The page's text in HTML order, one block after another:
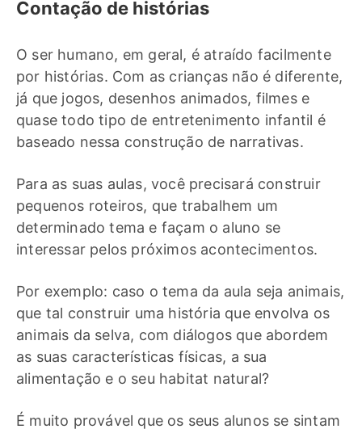
Contação de histórias
O ser humano, em geral, é atraído facilmente
por histórias. Com as crianças não é diferente,
já que jogos, desenhos animados, filmes e
quase todo tipo de entretenimento infantil é
baseado nessa construção de narrativas.
Para as suas aulas, você precisará construir
pequenos roteiros, que trabalhem um
determinado tema e façam o aluno se
interessar pelos próximos acontecimentos.
Por exemplo: caso o tema da aula seja animais,
que tal construir uma história que envolva os
animais da selva, com diálogos que abordem
as suas características físicas, a sua
alimentação e o seu habitat natural?
É muito provável que os seus alunos se sintam